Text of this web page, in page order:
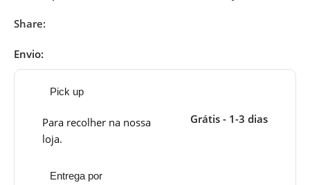
Share:
Envio:
Pick up
Para recolher na nossa
loja.
Grátis - 1-3 dias
Entrega por